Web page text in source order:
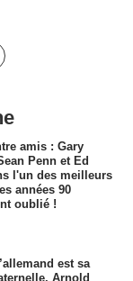
amis : Gary
Penn et Ed
l'un des meilleurs
années 90
oublié !
est sa
Arnold